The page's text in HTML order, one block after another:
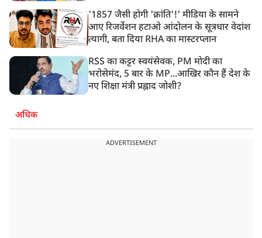
'1857 जैसी होगी 'क्रांति'!' मीडिया के सामने
आए रिजर्वेशन हटाओ आंदोलन के सूत्रधार वेदांश
त्यागी, बता दिया RHA का मास्टरप्लान
RSS का कट्टर स्वयंसेवक, PM मोदी का
भरोसेमंद, 5 बार के MP...आखिर कौन हैं देश के
नए शिक्षा मंत्री प्रह्लाद जोशी?
अधिक
ADVERTISEMENT